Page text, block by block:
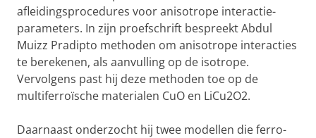
afleidingsprocedures voor anisotrope interactie-
parameters. In zijn proefschrift bespreekt Abdul
Muizz Pradipto methoden om anisotrope interacties
te berekenen, als aanvulling op de isotrope.
Vervolgens past hij deze methoden toe op de
multiferroïsche materialen CuO en LiCu2O2.
Daarnaast onderzocht hij twee modellen die ferro-